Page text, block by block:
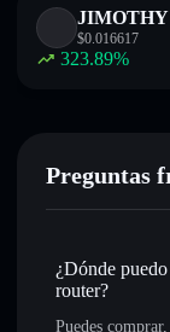
JIMOTHY
$0.016617
323.89%
Preguntas
¿Dónde
router?
Puedes